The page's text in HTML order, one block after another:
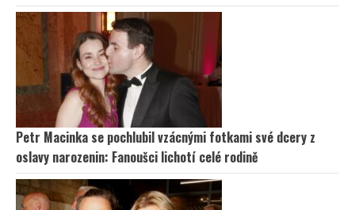
Petr Macinka se pochlubil vzácnými fotkami své dcery z
oslavy narozenin: Fanoušci lichotí celé rodině